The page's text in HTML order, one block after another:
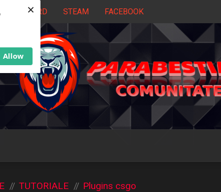
Allow
×
DISCORD STEAM FACEBOOK
TUTORIALE Plugins csgo